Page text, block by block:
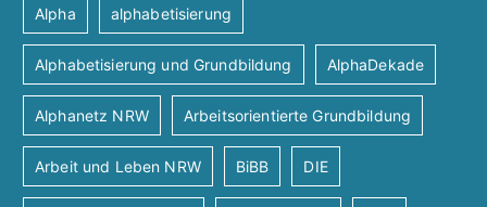
Alpha alphabetisierung
Alphabetisierung und Grundbildung AlphaDekade
Alphanetz NRW Arbeitsorientierte Grundbildung
Arbeit und Leben NRW BiBB DIE